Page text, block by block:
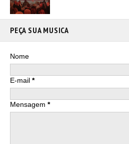
PEÇA SUA MUSICA
Nome
E-mail *
Mensagem *